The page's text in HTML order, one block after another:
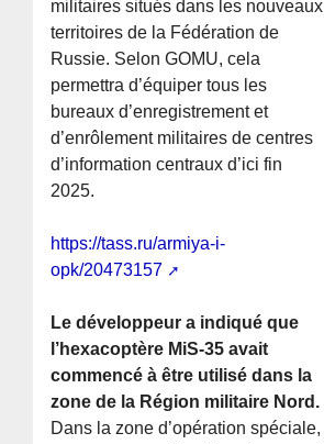
militaires situés dans les nouveaux
territoires de la Fédération de
Russie. Selon GOMU, cela
permettra d’équiper tous les
bureaux d’enregistrement et
d’enrôlement militaires de centres
d’information centraux d’ici fin
2025.
https://tass.ru/armiya-i-
opk/20473157
Le développeur a indiqué que
l’hexacoptère MiS-35 avait
commencé à être utilisé dans la
zone de la Région militaire Nord.
Dans la zone d’opération spéciale,